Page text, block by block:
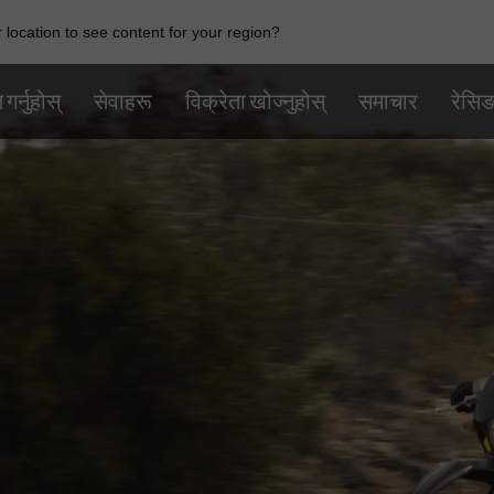
to see content for your region?
सेवाहरू विक्रेता खोज्नुहोस् समाचार